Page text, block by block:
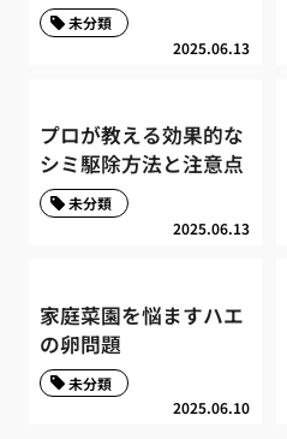
2025.06.13
未分類
プロが教える効果的な
シミ駆除方法と注意点
2025.06.13
未分類
家庭菜園を悩ますハエ
の卵問題
2025.06.10
未分類